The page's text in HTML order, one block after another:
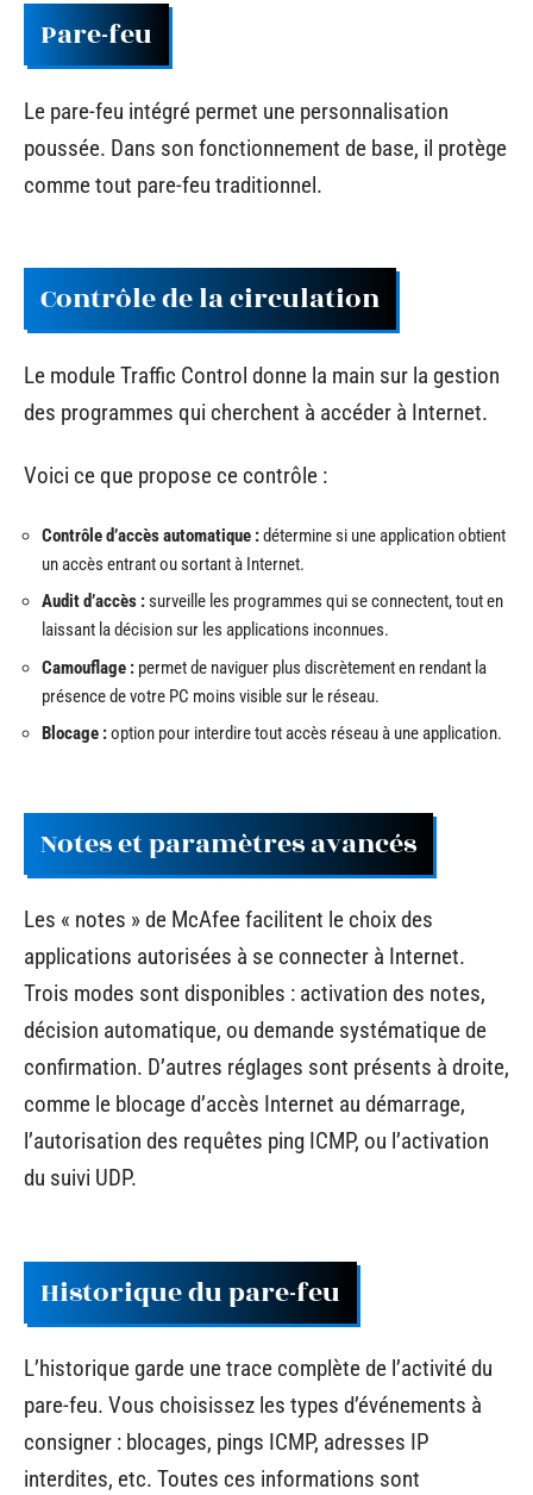
Pare-feu
Le pare-feu intégré permet une personnalisation
poussée. Dans son fonctionnement de base, il protège
comme tout pare-feu traditionnel.
Contrôle de la circulation
Le module Traffic Control donne la main sur la gestion
des programmes qui cherchent à accéder à Internet.
Voici ce que propose ce contrôle :
Contrôle d’accès automatique :détermine si une application obtient
un accès entrant ou sortant à Internet.
Audit d’accès :surveille les programmes qui se connectent, tout en
laissant la décision sur les applications inconnues.
Camouflage : permet de naviguer plus discrètement en rendant la
présence de votre PC moins visible sur le réseau.
Blocage :option pour interdire tout accès réseau à une application.
Notes et paramètres avancés
Les « notes » de McAfee facilitent le choix des
applications autorisées à se connecter à Internet.
Trois modes sont disponibles : activation des notes,
décision automatique, ou demande systématique de
confirmation. D’autres réglages sont présents à droite,
comme le blocage d’accès Internet au démarrage,
l’autorisation des requêtes ping ICMP, ou l’activation
du suivi UDP.
Historique du pare-feu
L’historique garde une trace complète de l’activité du
pare-feu. Vous choisissez les types d’événements à
consigner : blocages, pings ICMP, adresses IP
interdites, etc. Toutes ces informations sont